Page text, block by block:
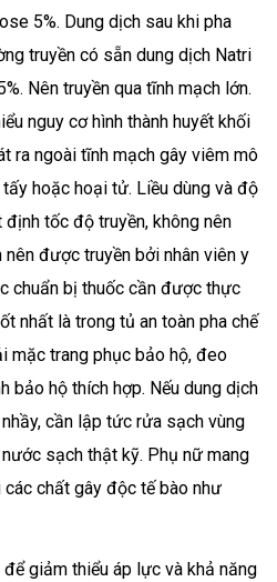
5%. Dung dịch sau khi pha
truyền có sẵn dung dịch Natri
Nên truyền qua tĩnh mạch lớn.
nguy cơ hình thành huyết khối
ra ngoài tĩnh mạch gây viêm mô
hoặc hoại tử. Liều dùng và độ
tốc độ truyền, không nên
được truyền bởi nhân viên y
chuẩn bị thuốc cần được thực
nhất là trong tủ an toàn pha chế
mặc trang phục bảo hộ, đeo
bảo hộ thích hợp. Nếu dung dịch
cần lập tức rửa sạch vùng
sạch thật kỹ. Phụ nữ mang
chất gây độc tế bào như
giảm thiểu áp lực và khả năng